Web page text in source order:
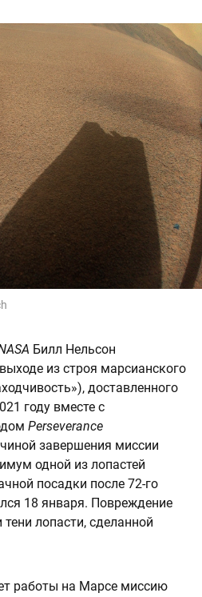
Билл Нельсон
из строя марсианского
доставленного
году вместе с
Perseverance
завершения миссии
одной из лопастей
посадки после 72-го
18 января. Повреждение
лопасти, сделанной
работы на Марсе миссию